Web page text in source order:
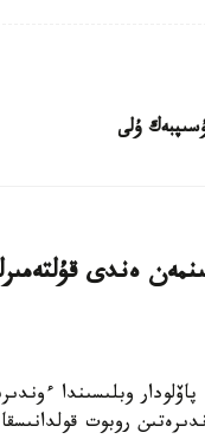
ۇلى
ەندى
پاۆلودار وبلىسىندا
روبوت